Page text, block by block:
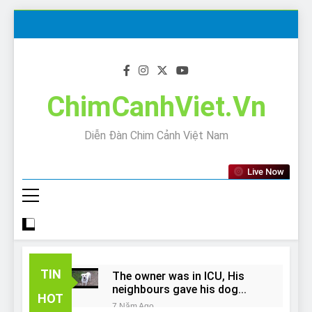
ChimCanhViet.Vn
Diễn Đàn Chim Cảnh Việt Nam
Live Now
TIN
HOT
The owner was in ICU, His
neighbours gave his dog
away!
7 Năm Ago